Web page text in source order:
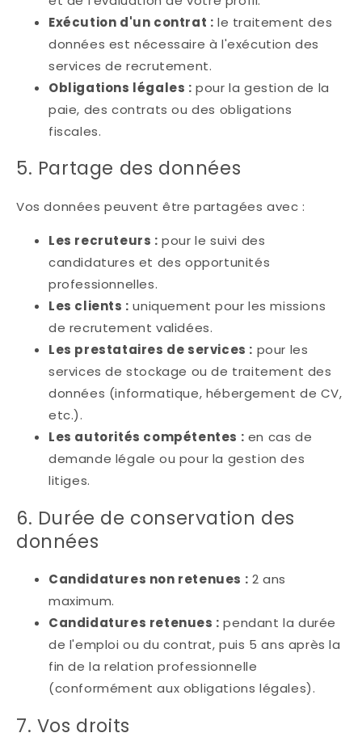
Exécution d'un contrat : le traitement des
données est nécessaire à l'exécution des
services de recrutement.
Obligations légales : pour la gestion de la
paie, des contrats ou des obligations
fiscales.
5. Partage des données
Vos données peuvent être partagées avec :
Les recruteurs : pour le suivi des
candidatures et des opportunités
professionnelles.
Les clients : uniquement pour les missions
de recrutement validées.
Les prestataires de services : pour les
services de stockage ou de traitement des
données (informatique, hébergement de CV,
etc.).
Les autorités compétentes : en cas de
demande légale ou pour la gestion des
litiges.
6. Durée de conservation des
données
Candidatures non retenues : 2 ans
maximum.
Candidatures retenues : pendant la durée
de l'emploi ou du contrat, puis 5 ans après la
fin de la relation professionnelle
(conformément aux obligations légales).
7. Vos droits